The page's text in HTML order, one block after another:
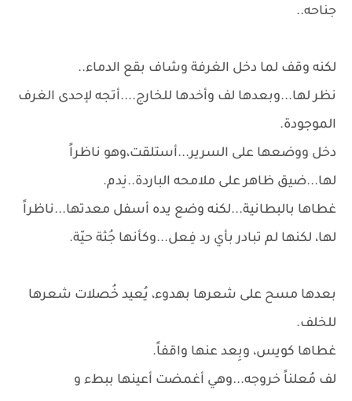
جناحه..
لكنه وقف لما دخل الغرفة وشاف بقع الدماء..
نظر لها...وبعدها لف وأخدها للخارج....أتجه لإحدى الغرف
الموجودة.
دخل ووضعها على السرير...أستلقت،وهو ناظراً
لها...ضيق ظاهر على ملامحه الباردة..نِدم.
غطاها بالبطانية...لكنه وضع يده أسفل معدتها...ناظراً
لها، لكنها لم تبادر بأي رد فِعل...وكأنها جُثة حيّة.
بعدها مسح على شعرها بهدوء، يُعيد خُصلات شعرها
للخلف.
غطاها كويس، وبِعد عنها واقفاً.
لف مُعلناً خروجه...وهي أغمضت أعينها ببطء و